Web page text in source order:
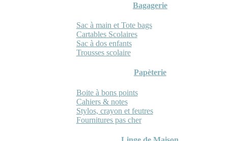
Bagagerie
Sac à main et Tote bags
Cartables Scolaires
Sac à dos enfants
Trousses scolaire
Papèterie
Boite à bons points
Cahiers & notes
Stylos, crayon et feutres
Fournitures pas cher